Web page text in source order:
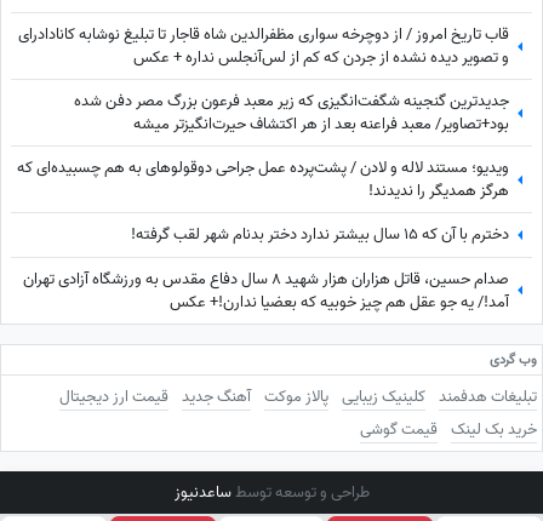
قاب تاریخ امروز / از دوچرخه سواری مظفرالدین شاه قاجار تا تبلیغ نوشابه ‌کانادادرای
و تصویر دیده نشده از جردن که کم از لس‌آنجلس نداره + عکس
جدیدترین گنجینه شگفت‌انگیزی که زیر معبد فرعون بزرگ مصر دفن شده
بود+تصاویر/ معبد فراعنه بعد از هر اکتشاف حیرت‌انگیزتر میشه
ویدیو؛ مستند لاله و لادن / پشت‌پرده عمل جراحی دوقولوهای به هم چسبیده‌ای که
هرگز همدیگر را ندیدند!
دخترم با آن که ۱۵ سال بیشتر ندارد دختر بدنام شهر لقب گرفته!
صدام حسین، قاتل هزاران هزار شهید 8 سال دفاع مقدس به ورزشگاه آزادی تهران
آمد!/ یه جو عقل هم چیز خوبیه که بعضیا ندارن!+ عکس
وب گردی
تبلیغات هدفمند کلینیک زیبایی پالاز موکت آهنگ جدید قیمت ارز دیجیتال
خرید بک لینک قیمت گوشی
طراحی و توسعه توسطساعدنیوز